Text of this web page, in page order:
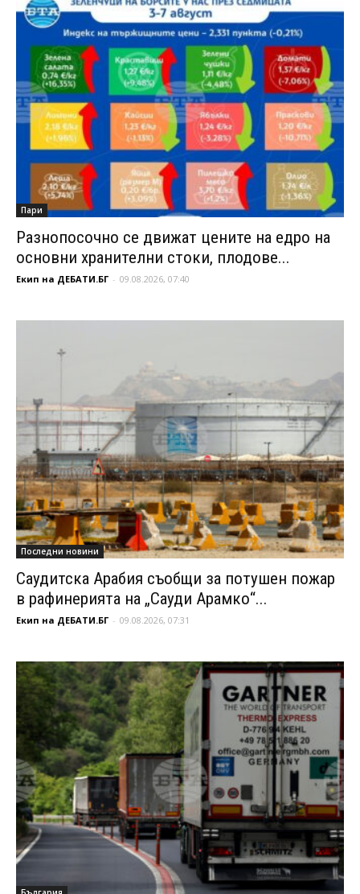
Пари
Разнопосочно се движат цените на едро на
основни хранителни стоки, плодове...
Екип на ДЕБАТИ.БГ - 09.08.2026, 07:40
Последни новини
Саудитска Арабия съобщи за потушен пожар
в рафинерията на „Сауди Арамко“...
Екип на ДЕБАТИ.БГ - 09.08.2026, 07:31